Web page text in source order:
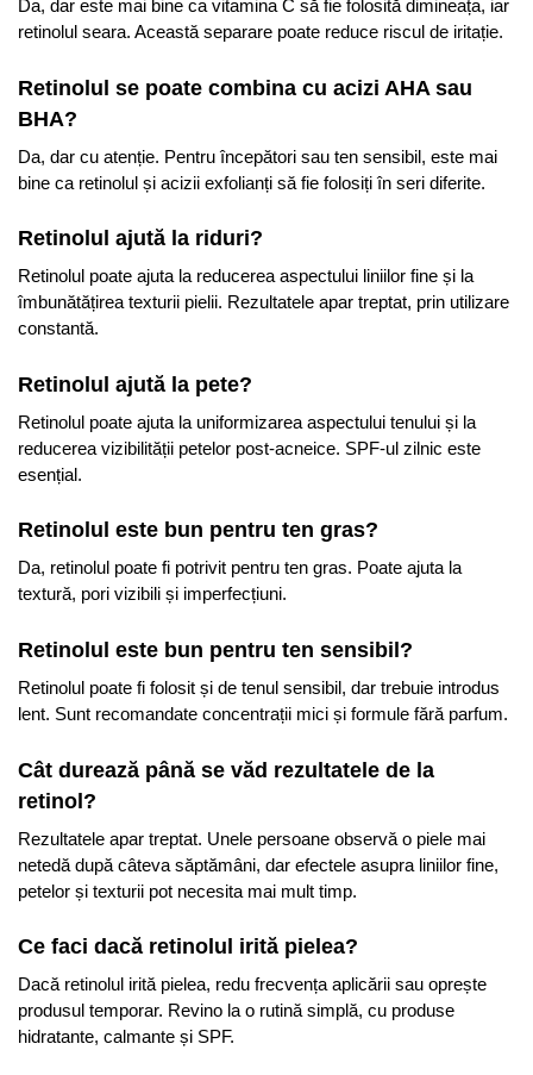
Da, dar este mai bine ca vitamina C să fie folosită dimineața, iar
retinolul seara. Această separare poate reduce riscul de iritație.
Retinolul se poate combina cu acizi AHA sau
BHA?
Da, dar cu atenție. Pentru începători sau ten sensibil, este mai
bine ca retinolul și acizii exfolianți să fie folosiți în seri diferite.
Retinolul ajută la riduri?
Retinolul poate ajuta la reducerea aspectului liniilor fine și la
îmbunătățirea texturii pielii. Rezultatele apar treptat, prin utilizare
constantă.
Retinolul ajută la pete?
Retinolul poate ajuta la uniformizarea aspectului tenului și la
reducerea vizibilității petelor post-acneice. SPF-ul zilnic este
esențial.
Retinolul este bun pentru ten gras?
Da, retinolul poate fi potrivit pentru ten gras. Poate ajuta la
textură, pori vizibili și imperfecțiuni.
Retinolul este bun pentru ten sensibil?
Retinolul poate fi folosit și de tenul sensibil, dar trebuie introdus
lent. Sunt recomandate concentrații mici și formule fără parfum.
Cât durează până se văd rezultatele de la
retinol?
Rezultatele apar treptat. Unele persoane observă o piele mai
netedă după câteva săptămâni, dar efectele asupra liniilor fine,
petelor și texturii pot necesita mai mult timp.
Ce faci dacă retinolul irită pielea?
Dacă retinolul irită pielea, redu frecvența aplicării sau oprește
produsul temporar. Revino la o rutină simplă, cu produse
hidratante, calmante și SPF.